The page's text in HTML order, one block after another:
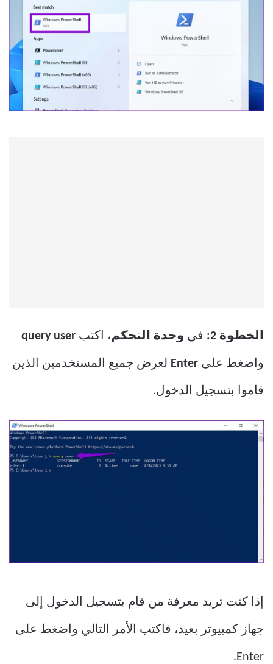
الخطوة 2: في وحدة التحكم، اكتب query user
واضغط على Enter لعرض جميع المستخدمين الذين
قاموا بتسجيل الدخول.
إذا كنت تريد معرفة من قام بتسجيل الدخول إلى
جهاز كمبيوتر بعيد، فاكتب الأمر التالي واضغط على
Enter.